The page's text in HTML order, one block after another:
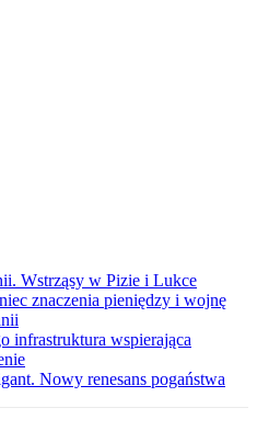
Wstrząsy w Pizie i Lukce
znaczenia pieniędzy i wojnę
infrastruktura wspierająca
Nowy renesans pogaństwa